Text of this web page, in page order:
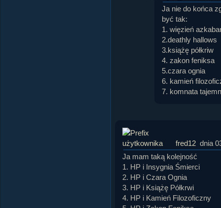
Ja nie do końca
być tak:
1. więzień
2.deathly hallows
3.książę półkriw
4. zakon feniksa
5.czara ognia
6. kamień
7. komnata
fred12 dnia
Ja mam taką kolejność
1. HP i Insygnia Śmierci
2. HP i Czara Ognia
3. HP i Książę Półkrwi
4. HP i Kamień Filozoficzny